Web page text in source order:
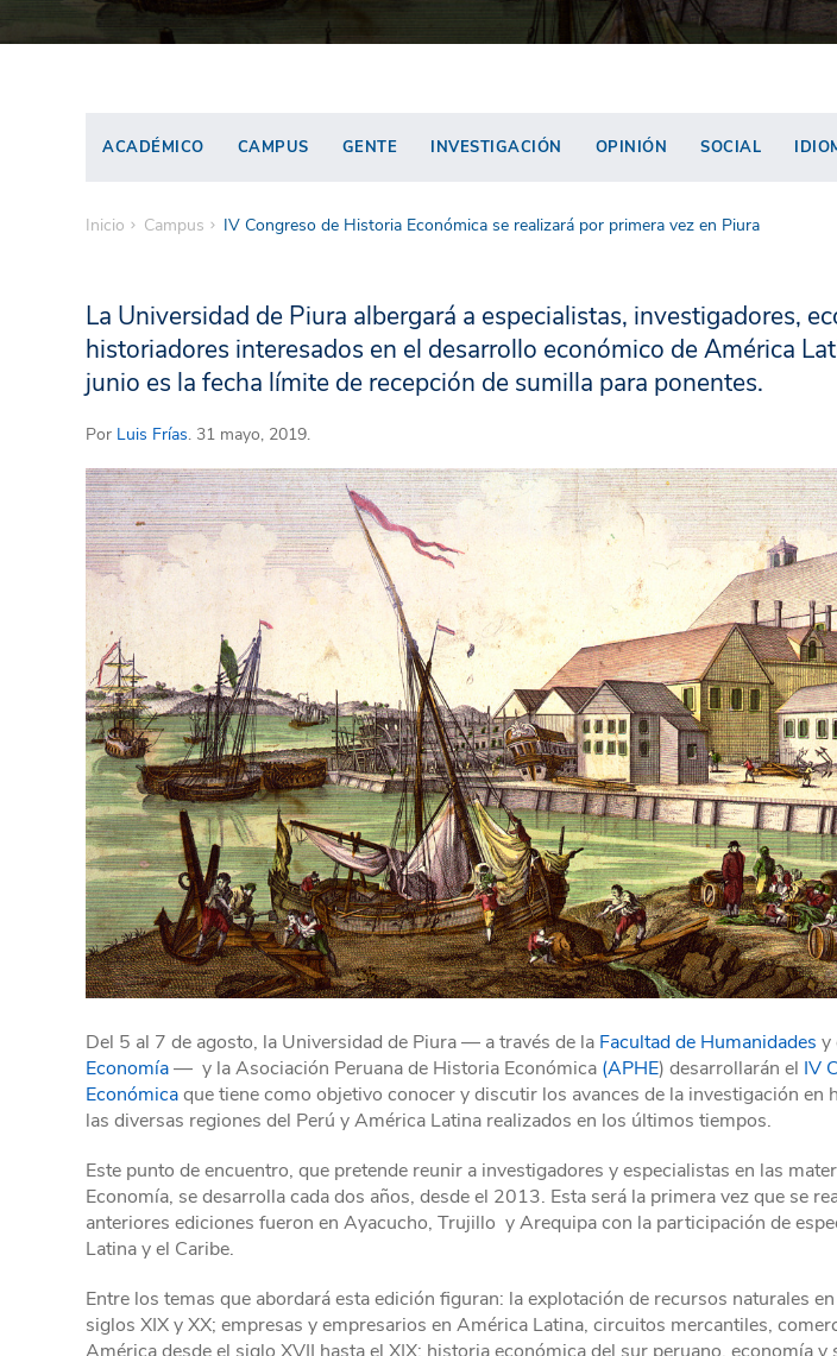
ACADÉMICO CAMPUS GENTE INVESTIGACIÓN OPINIÓN SOCIAL
Inicio Campus IV Congreso de Historia Económica se realizará por primera vez en Piura
La Universidad de Piura albergará a especialistas, investigadores,
historiadores interesados en el desarrollo económico de América
junio es la fecha límite de recepción de sumilla para ponentes.
Por Luis Frías. 31 mayo, 2019.
Del 5 al 7 de agosto, la Universidad de Piura — a través de la Facultad de Humanidades y
Economía— y la Asociación Peruana de Historia Económica (APHE) desarrollarán el IV
Económicaque tiene como objetivo conocer y discutir los avances de la investigación en
las diversas regiones del Perú y América Latina realizados en los últimos tiempos.
Este punto de encuentro, que pretende reunir a investigadores y especialistas en las
Economía, se desarrolla cada dos años, desde el 2013. Esta será la primera vez que se
anteriores ediciones fueron en Ayacucho, Trujillo y Arequipa con la participación de
Latina y el Caribe.
Entre los temas que abordará esta edición figuran: la explotación de recursos naturales
siglos XIX y XX; empresas y empresarios en América Latina, circuitos mercantiles,
América desde el siglo XVII hasta el XIX; historia económica del sur peruano, economía y